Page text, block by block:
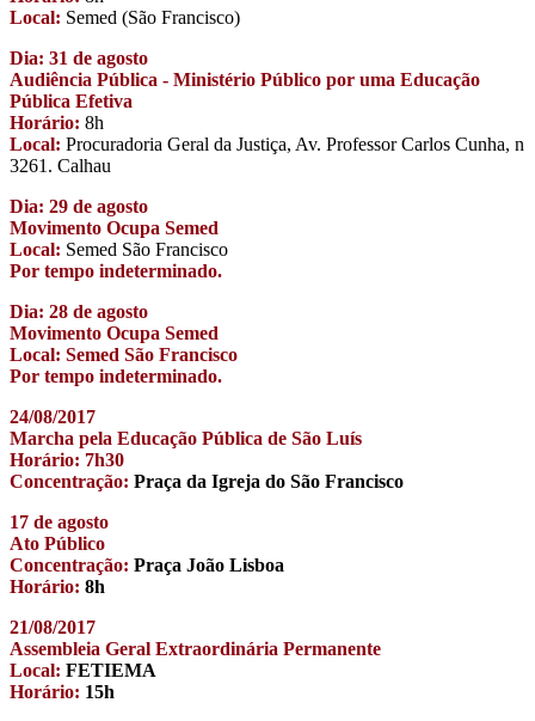
Local: Semed (São Francisco)
Dia: 31 de agosto
Audiência Pública - Ministério Público por uma Educação
Pública Efetiva
Horário: 8h
Local: Procuradoria Geral da Justiça, Av. Professor Carlos Cunha, n
3261. Calhau
Dia: 29 de agosto
Movimento Ocupa Semed
Local: Semed São Francisco
Por tempo indeterminado.
Dia: 28 de agosto
Movimento Ocupa Semed
Local: Semed São Francisco
Por tempo indeterminado.
24/08/2017
Marcha pela Educação Pública de São Luís
Horário: 7h30
Concentração: Praça da Igreja do São Francisco
17 de agosto
Ato Público
Concentração: Praça João Lisboa
Horário: 8h
21/08/2017
Assembleia Geral Extraordinária Permanente
Local: FETIEMA
Horário: 15h